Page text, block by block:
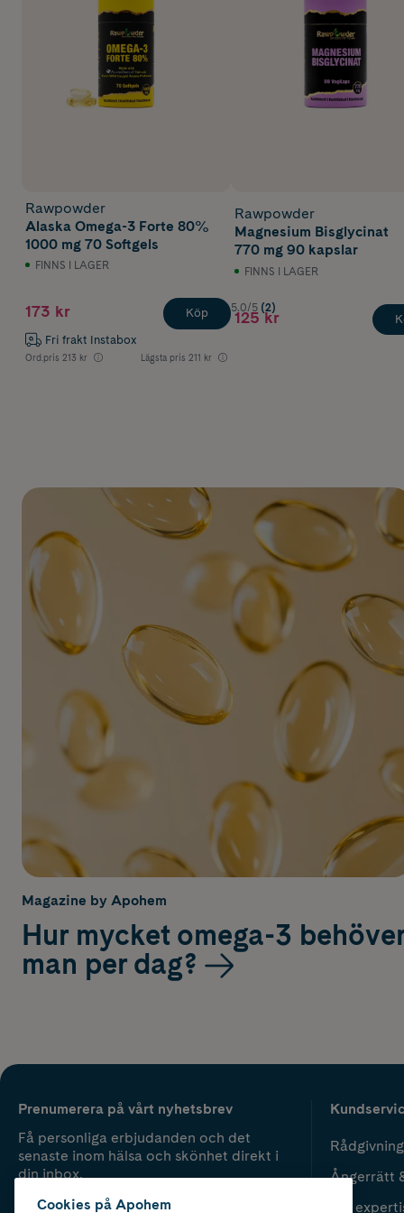
Rawpowder
Alaska Omega-3 Forte 80%
1000 mg 70 Softgels
FINNS I LAGER
173 kr
Fri frakt Instabox
Ord.pris 213 kr Lägsta pris 211 kr
Köp
Rawpowder
Magnesium Bisglycinat
770 mg 90 kapslar
FINNS I LAGER
5.0/5 (2)
125 kr
Magazine by Apohem
Hur mycket omega-3
man per dag?
Prenumerera på vårt nyhetsbrev
Få personliga erbjudanden och det
senaste inom hälsa och skönhet direkt i
din inbox.
Ångerrätt
Vår
Cookies på Apohem